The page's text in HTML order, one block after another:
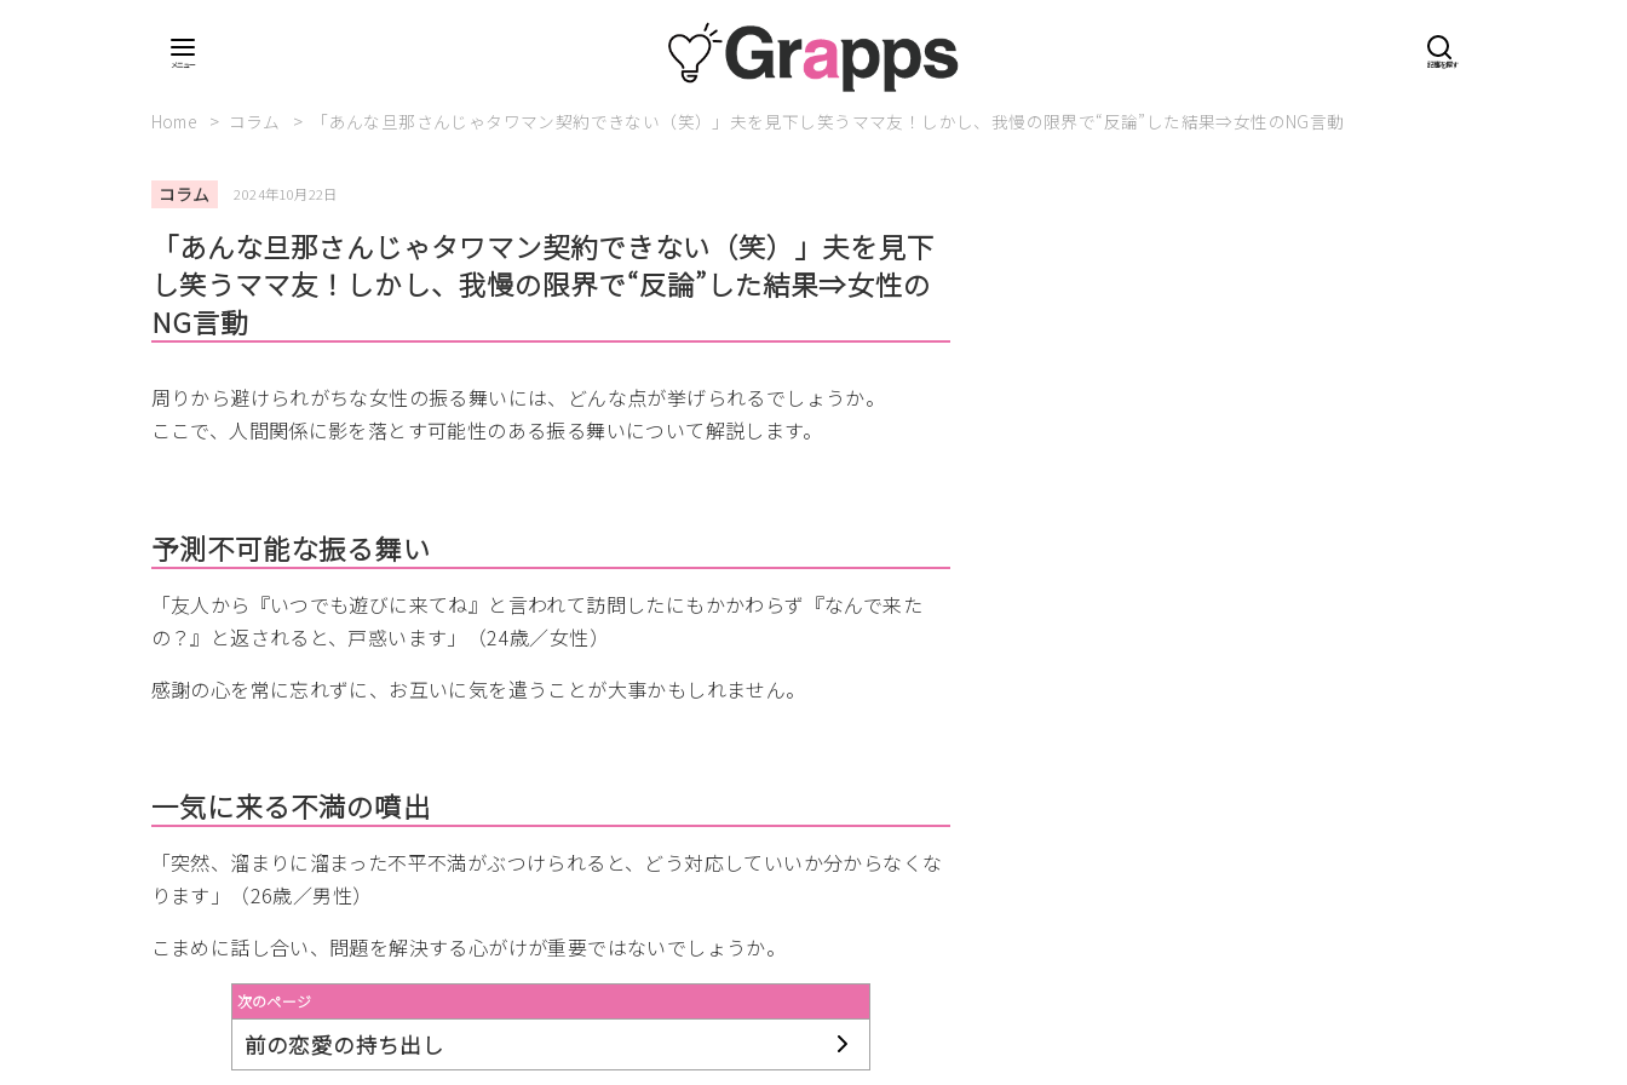
Home コラム 「あんな旦那さんじゃタワマン契約できない（笑）」夫を見下し笑うママ友！しかし、我慢の限界で“反論”した結果⇒女性のNG言動
コラム 2024年10月22日
「あんな旦那さんじゃタワマン契約できない（笑）」夫を見下
し笑うママ友！しかし、我慢の限界で“反論”した結果⇒女性の
NG言動
周りから避けられがちな女性の振る舞いには、どんな点が挙げられるでしょうか。
ここで、人間関係に影を落とす可能性のある振る舞いについて解説します。
予測不可能な振る舞い
「友人から『いつでも遊びに来てね』と言われて訪問したにもかかわらず『なんで来た
の？』と返されると、戸惑います」（24歳／女性）
感謝の心を常に忘れずに、お互いに気を遣うことが大事かもしれません。
一気に来る不満の噴出
「突然、溜まりに溜まった不平不満がぶつけられると、どう対応していいか分からなくな
ります」（26歳／男性）
こまめに話し合い、問題を解決する心がけが重要ではないでしょうか。
次のページ
前の恋愛の持ち出し